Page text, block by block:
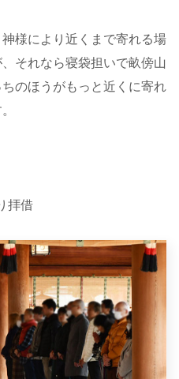
様により近くまで寄れる場
それなら寝袋担いで畝傍山
のほうがもっと近くに寄れ
拝借